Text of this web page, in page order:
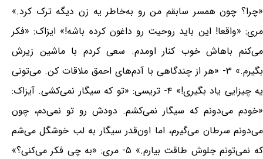
«چرا؟ چون همسر سابقم من رو به‌خاطر یه زن دیگه ترک کرد.»
مری: «واقعا! این باید روحیت رو داغون کرده باشه!» ایزاک: «فکر
می‌کنم باهاش خوب کنار اومدم. سعی کردم با ماشین زیرش
بگیرم.» ۳- «هر از چندگاهی با آدم‌های احمق ملاقات کن. می‌تونی
یه چیزایی یاد بگیری!» ۴- تریسی: «تو که سیگار نمی‌کشی. آیزاک:
«خودم می‌دونم که سیگار نمی‌کشم. دودش رو تو نمی‌دم، چون
می‌دونم سرطان می‌گیرم، اما اون‌قدر سیگار به لب خوشگل می‌شم
که نمی‌تونم جلوش طاقت بیارم.» ۵- مری: «به چی فکر می‌کنی؟»